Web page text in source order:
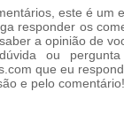
este é um
responder os
a opinião de
ou
que eu
e pelo